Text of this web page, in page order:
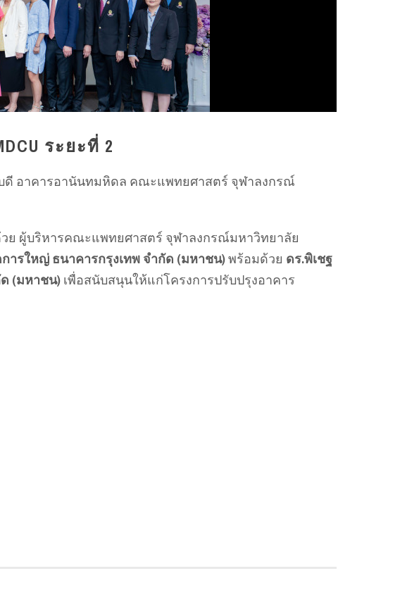
ระยะที่ 2
บดี อาคารอานันทมหิดล คณะแพทยศาสตร์ จุฬาลงกรณ์
ย ผู้บริหารคณะแพทยศาสตร์ จุฬาลงกรณ์มหาวิทยาลัย
รใหญ่ ธนาคารกรุงเทพ จำกัด (มหาชน)พร้อมด้วย ดร.พิเชฐ
(มหาชน) เพื่อสนับสนุนให้แก่โครงการปรับปรุงอาคาร